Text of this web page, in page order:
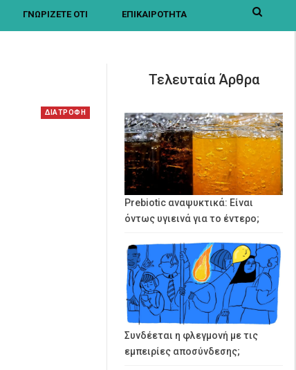
ΓΝΩΡΙΖΕΤΕ ΟΤΙ ΕΠΙΚΑΙΡΟΤΗΤΑ
ΔΙΑΤΡΟΦΗ
Τελευταία Άρθρα
Prebiotic αναψυκτικά: Είναι
όντως υγιεινά για το έντερο;
Συνδέεται η φλεγμονή με τις
εμπειρίες αποσύνδεσης;